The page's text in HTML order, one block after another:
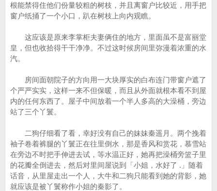
根能禁得住他们份量较粗的树枝，并且离窗户比较近，用手把
窗户纸捅了一个小口，趴在树枝上向内观瞧。
这应该是原来李掌柜夫妻俩住的地方，里面虽不是富丽堂
皇，但也收拾得干干净净。不过这时候房间里弥漫着浓重的水
汽。
房间面朝院子的方向用一大块厚实的白布连门带窗户遮了
个严严实实，这样一来不但保暖，而且从外面就根本看不到屋
内的任何东西了。屋子中间放着一个半人多高的大澡桶，旁边
站了三个丫鬟。
二狗仔细看了看，幸好没有自己的妹妹秦遥月。两个挽着
袖子卷着裤腿的丫鬟正在往里倒水，那是香风和赏花，慕雪站
在旁边不时把手伸进去试，等水温正好，她再把澡桶旁篮子里
的花瓣全倒进去，然后对里间屋说到「小姐，水好了 .」随着
话音，从里屋走出一个人，大牛和二狗只能看到她的背影，她
就应该是被丫鬟称作小姐的秦影了。